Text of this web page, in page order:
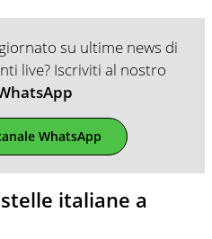
su ultime news di
live? Iscriviti al nostro
WhatsApp
italiane a